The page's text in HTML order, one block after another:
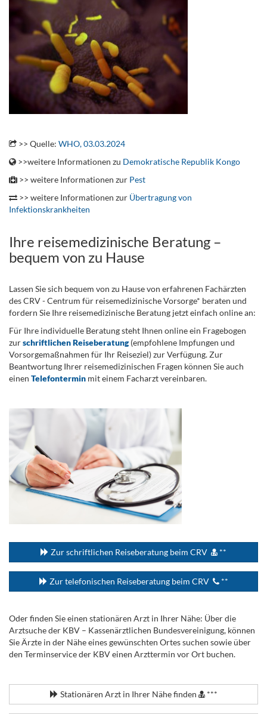
>> Quelle: WHO, 03.03.2024
>>weitere Informationen zu Demokratische Republik Kongo
>> weitere Informationen zur Pest
>> weitere Informationen zur Übertragung von
Infektionskrankheiten
Ihre reisemedizinische Beratung –
bequem von zu Hause
Lassen Sie sich bequem von zu Hause von erfahrenen Fachärzten
des CRV - Centrum für reisemedizinische Vorsorge* beraten und
fordern Sie Ihre reisemedizinische Beratung jetzt einfach online an:
Für Ihre individuelle Beratung steht Ihnen online ein Fragebogen
zurschriftlichen Reiseberatung(empfohlene Impfungen und
Vorsorgemaßnahmen für Ihr Reiseziel) zur Verfügung. Zur
Beantwortung Ihrer reisemedizinischen Fragen können Sie auch
einen Telefontermin mit einem Facharzt vereinbaren.
Zur schriftlichen Reiseberatung beim CRV **
Zur telefonischen Reiseberatung beim CRV **
Oder finden Sie einen stationären Arzt in Ihrer Nähe: Über die
Arztsuche der KBV – Kassenärztlichen Bundesvereinigung, können
Sie Ärzte in der Nähe eines gewünschten Ortes suchen sowie über
den Terminservice der KBV einen Arzttermin vor Ort buchen.
Stationären Arzt in Ihrer Nähe finden ***